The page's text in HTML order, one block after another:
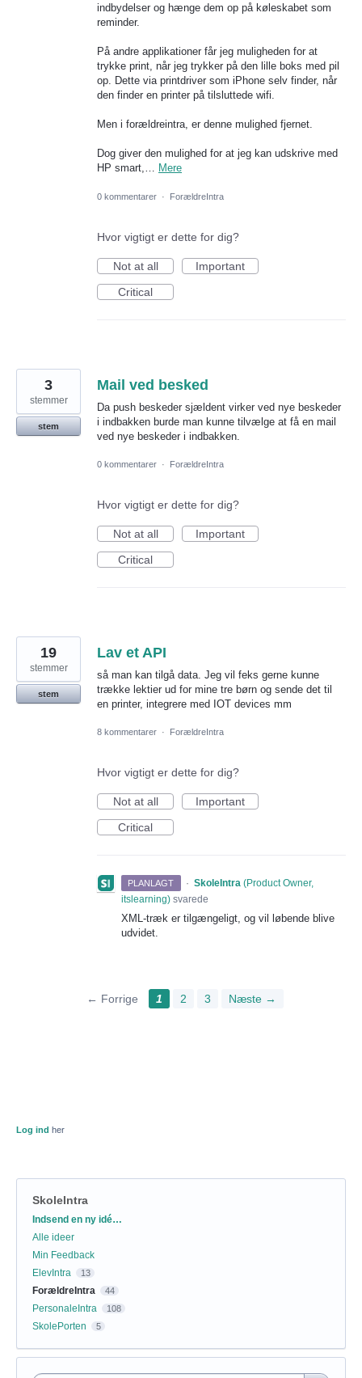
indbydelser og hænge dem op på køleskabet som
reminder.
På andre applikationer får jeg muligheden for at
trykke print, når jeg trykker på den lille boks med pil
op. Dette via printdriver som iPhone selv finder, når
den finder en printer på tilsluttede wifi.
Men i forældreintra, er denne mulighed fjernet.
Dog giver den mulighed for at jeg kan udskrive med
HP smart,… Mere
0 kommentarer · ForældreIntra
Hvor vigtigt er dette for dig?
Not at all
Important
Critical
Mail ved besked
Da push beskeder sjældent virker ved nye beskeder
i indbakken burde man kunne tilvælge at få en mail
ved nye beskeder i indbakken.
3
stemmer
stem
0 kommentarer · ForældreIntra
Hvor vigtigt er dette for dig?
Not at all
Important
Critical
Lav et API
så man kan tilgå data. Jeg vil feks gerne kunne
trække lektier ud for mine tre børn og sende det til
en printer, integrere med IOT devices mm
19
stemmer
stem
8 kommentarer · ForældreIntra
Hvor vigtigt er dette for dig?
Not at all
Important
Critical
PLANLAGT · SkoleIntra (Product Owner,
itslearning) svarede
XML-træk er tilgængeligt, og vil løbende blive
udvidet.
← Forrige 1 2 3 Næste →
Log ind her
SkoleIntra
Kategorier
Indsend en ny idé…
Alle ideer
Min Feedback
ElevIntra
13
ForældreIntra 44
PersonaleIntra 108
SkolePorten 5